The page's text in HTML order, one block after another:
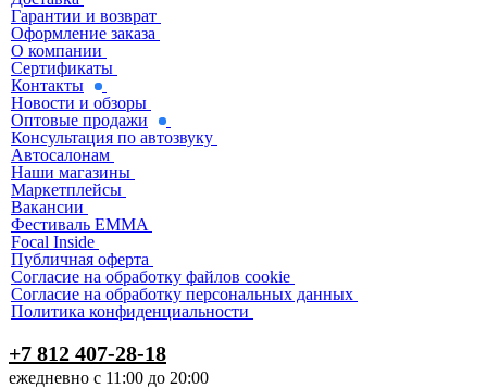
Гарантии и возврат
Оформление заказа
О компании
Сертификаты
Контакты
Новости и обзоры
Оптовые продажи
Консультация по автозвуку
Автосалонам
Наши магазины
Маркетплейсы
Вакансии
Фестиваль EMMA
Focal Inside
Публичная оферта
Согласие на обработку файлов cookie
Согласие на обработку персональных данных
Политика конфиденциальности
+7 812 407-28-18
ежедневно с 11:00 до 20:00